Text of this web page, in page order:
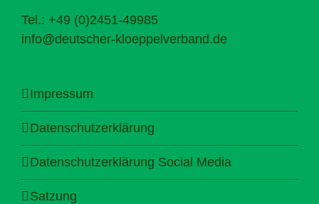
Tel.: +49 (0)2451-49985
info@deutscher-kloeppelverband.de
Impressum
Datenschutzerklärung
Datenschutzerklärung Social Media
Satzung